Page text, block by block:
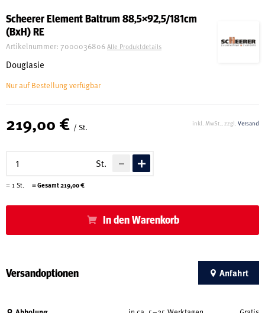
Shop
Ausstellung
Infos
Service
Kontakt & Anfahrt
Scheerer Element Baltrum 88,5×92,5/181cm
(BxH) RE
Artikelnummer: 7000036806 Alle Produktdetails
Douglasie
Nur auf Bestellung verfügbar
219,00 € / St. inkl. MwSt., zzgl. Versand
St.
= 1 St. = Gesamt219,00€
In den Warenkorb
Versandoptionen Anfahrt